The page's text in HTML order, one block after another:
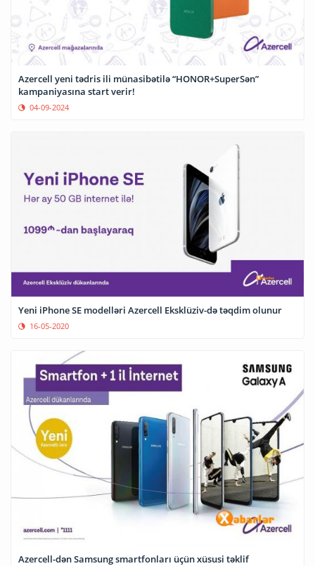
Azercell yeni tədris ili münasibətilə “HONOR+SuperSən”
kampaniyasına start verir!
04-09-2024
Yeni iPhone SE modelləri Azercell Eksklüziv-də təqdim olunur
16-05-2020
Azercell-dən Samsung smartfonları üçün xüsusi təklif